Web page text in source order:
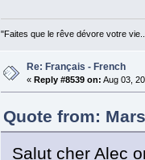
"Faites que le rêve dévore votre
Re: Français - French
« Reply #8539 on: Aug 03,
Quote from:
Salut cher Alec